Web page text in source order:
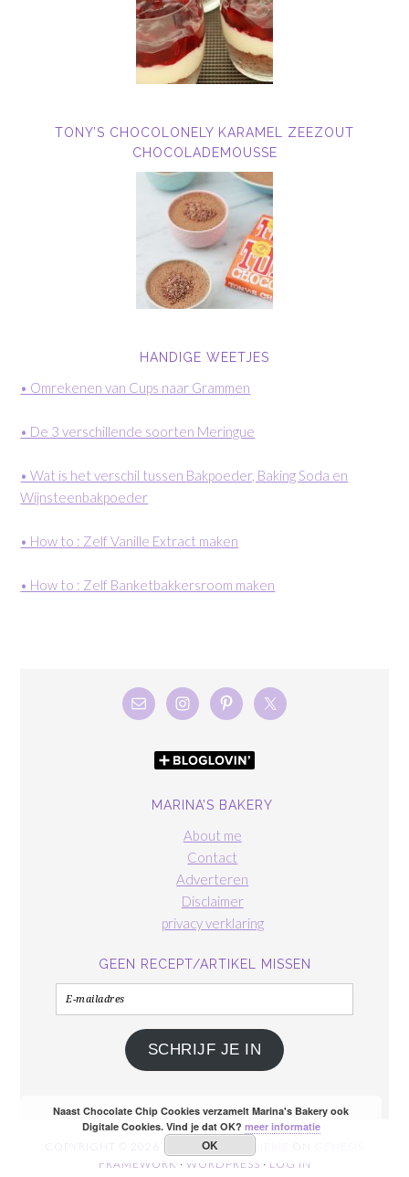
TONY’S CHOCOLONELY KARAMEL ZEEZOUT
CHOCOLADEMOUSSE
HANDIGE WEETJES
• Omrekenen van Cups naar Grammen
• De 3 verschillende soorten Meringue
• Wat is het verschil tussen Bakpoeder, Baking Soda en
Wijnsteenbakpoeder
• How to : Zelf Vanille Extract maken
• How to : Zelf Banketbakkersroom maken
MARINA’S BAKERY
About me
Contact
Adverteren
Disclaimer
privacy verklaring
GEEN RECEPT/ARTIKEL MISSEN
E-
mailadres
SCHRIJF JE IN
COPYRIGHT © 2026 · FOODIE PRO THEME
FRAMEWORK · WORDPRESS · LOG IN
Naast Chocolate Chip Cookies verzamelt Marina's Bakery ook
Digitale Cookies. Vind je dat OK? meer informatie
OK